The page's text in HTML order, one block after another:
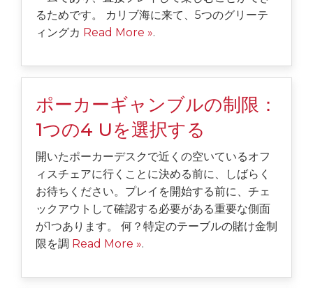
るためです。 カリブ海に来て、5つのグリーテ
ィングカ Read More ».
ポーカーギャンブルの制限：
1つの4 Uを選択する
開いたポーカーデスクで近くの空いているオフ
ィスチェアに行くことに決める前に、しばらく
お待ちください。プレイを開始する前に、チェ
ックアウトして確認する必要がある重要な側面
が1つあります。 何？特定のテーブルの賭け金制
限を調 Read More ».